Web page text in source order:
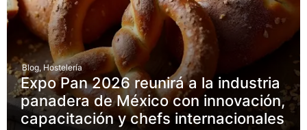
Blog, Hostelería
Expo Pan 2026 reunirá a la industria
panadera de México con innovación,
capacitación y chefs internacionales